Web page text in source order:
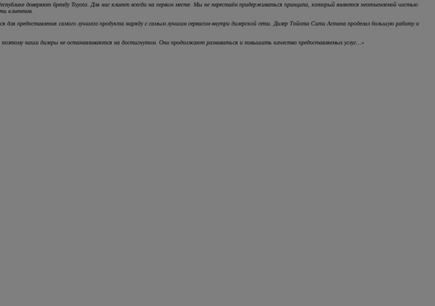
ВАШ НАДЁЖНЫЙ ВЫБОР
Онлайн-оценка автомобиля
доверяют бренду Toyota. Для нас клиент всегда на первом месте. Мы не перестаём придерживаться принципа, который является неотъемлемой частью
клиентов.
предоставления самого лучшего продукта наряду с самым лучшим сервисом внутри дилерской сети. Дилер Тойота Сити Астана проделал большую работу и
наши дилеры не останавливаются на достигнутом. Они продолжают развиваться и повышать качество предоставляемых услуг…»